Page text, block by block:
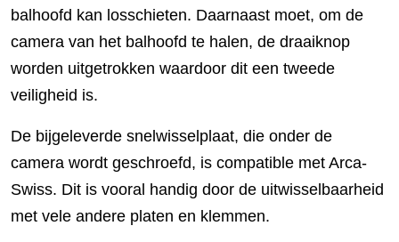
balhoofd kan losschieten. Daarnaast moet, om de
camera van het balhoofd te halen, de draaiknop
worden uitgetrokken waardoor dit een tweede
veiligheid is.
De bijgeleverde snelwisselplaat, die onder de
camera wordt geschroefd, is compatible met Arca-
Swiss. Dit is vooral handig door de uitwisselbaarheid
met vele andere platen en klemmen.